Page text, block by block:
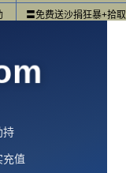
〓免费送沙捐狂暴+拾
免费挂机自捡自取╋双
持
充值
网络